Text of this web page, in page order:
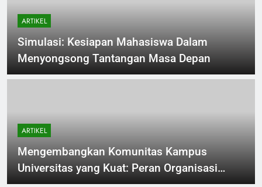
ARTIKEL
Simulasi: Kesiapan Mahasiswa Dalam
Menyongsong Tantangan Masa Depan
ARTIKEL
Mengembangkan Komunitas Kampus
Universitas yang Kuat: Peran Organisasi